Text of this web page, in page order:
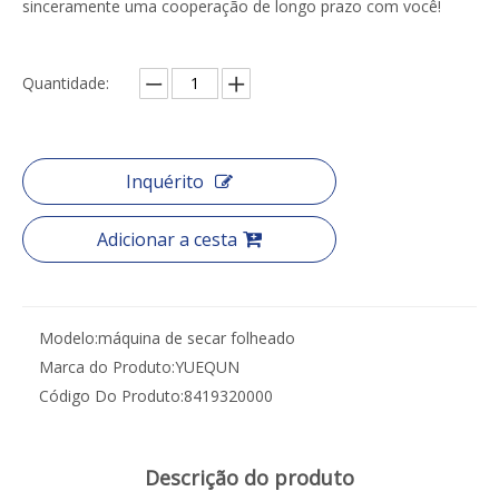
sinceramente uma cooperação de longo prazo com você!
Quantidade:
Inquérito
Adicionar a cesta
Modelo:máquina de secar folheado
Marca do Produto:YUEQUN
Código Do Produto:8419320000
Descrição do produto